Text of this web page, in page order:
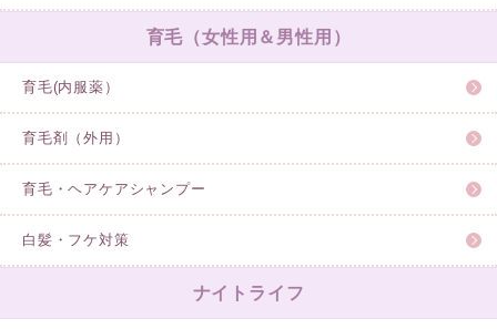
育毛（女性用＆男性用）
育毛(内服薬）
育毛剤（外用）
育毛・ヘアケアシャンプー
白髪・フケ対策
ナイトライフ